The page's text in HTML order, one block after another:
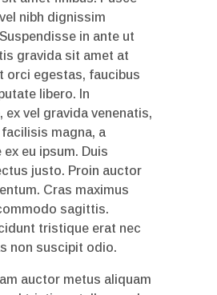
nibh dignissim
in ante ut
gravida sit amet at
orci egestas, faucibus
libero. In
ex vel gravida venenatis,
magna, a
eu ipsum. Duis
justo. Proin auctor
Cras maximus
sagittis.
tristique erat nec
non suscipit odio.
auctor metus aliquam